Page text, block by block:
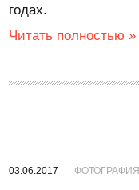
годах.
Читать полностью »
03.06.2017 ФОТОГРАФИЯ